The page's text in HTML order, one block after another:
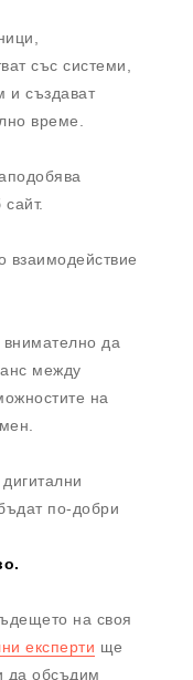
със системи,
и създават
време.
взаимодействие
внимателно да
между
на
по-добри
на своя
експерти ще
да обсъдим